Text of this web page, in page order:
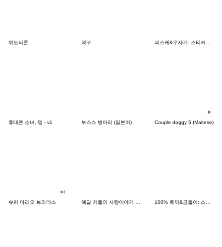
쮜모티콘 왹꾸
휴대폰 소녀, 밈 - v1 부스스 병아리 (일본어) Couple doggy 5 (Maltese)
슈퍼 마리오 브라더스 해달 커플의 사랑이야기 2.0(한국어일본어) 100% 토끼&곰돌이: 스티커의 날